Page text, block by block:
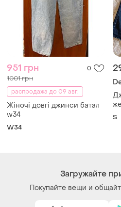
951 грн 0
1001 грн
распродажа до 09 авг.
Жіночі довгі джинси батал
w34
W34
S
Загружайте
Покупайте вещи и